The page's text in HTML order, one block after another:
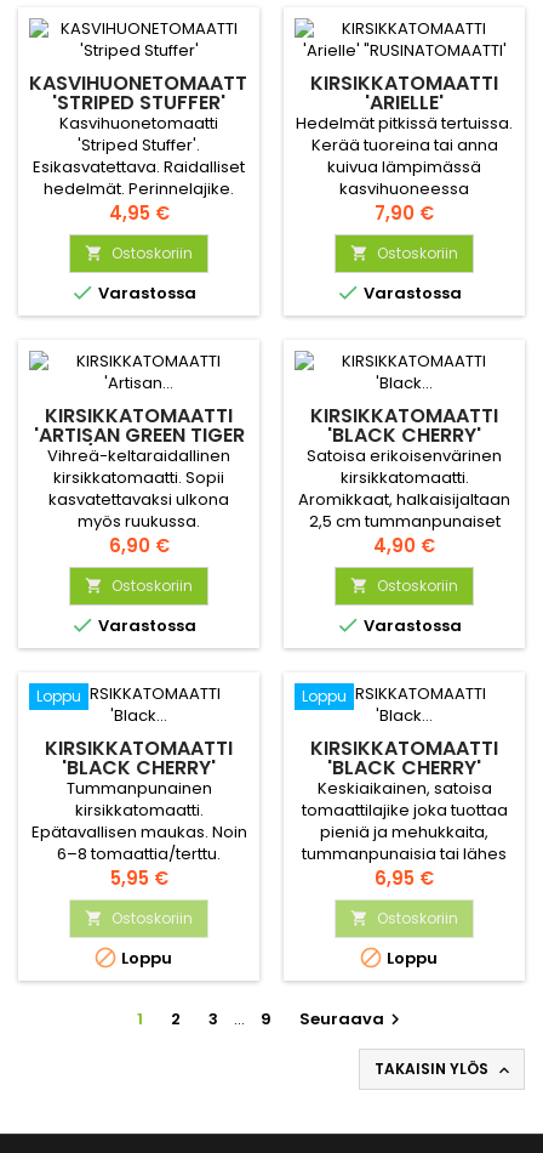
makutesteissä korkeita
arvosanoja
KASVIHUONETOMAATTI
'STRIPED STUFFER'
Kasvihuonetomaatti
'Striped Stuffer'.
Esikasvatettava. Raidalliset
hedelmät. Perinnelajike.
Sopii erinomaisesti
täytetyiksi tomaateiksi.
Hinta
4,95 €
 Ostoskoriin
 Varastossa
KIRSIKKATOMAATTI
'ARIELLE'
"RUSINATOMAATTI"
Hedelmät pitkissä tertuissa.
Kerää tuoreina tai anna
kuivua lämpimässä
kasvihuoneessa
"rusinoiksi".
Hinta
7,90 €
 Ostoskoriin
 Varastossa
KIRSIKKATOMAATTI
'ARTISAN GREEN TIGER
/ LIMETO F1'
Vihreä-keltaraidallinen
kirsikkatomaatti. Sopii
kasvatettavaksi ulkona
myös ruukussa.
Hinta
6,90 €
 Ostoskoriin
 Varastossa
KIRSIKKATOMAATTI
'BLACK CHERRY'
Satoisa erikoisenvärinen
kirsikkatomaatti.
Aromikkaat, halkaisijaltaan
2,5 cm tummanpunaiset
hedelmät, joissa
suklaanruskeita juovia. 6-8
hedelmää yhdessä
tertussa.
Hinta
4,90 €
 Ostoskoriin
 Varastossa
Loppu
KIRSIKKATOMAATTI
'BLACK CHERRY'
Tummanpunainen
kirsikkatomaatti.
Epätavallisen maukas. Noin
6–8 tomaattia/terttu.
Tomaattien halkaisija on
noin 2,5 cm. Hyvin
runsassatoinen. Voidaan
kasvattaa kasvihuoneessa
ja avomaalla.
Hinta
5,95 €
 Ostoskoriin
 Loppu
Loppu
KIRSIKKATOMAATTI
'BLACK CHERRY'
Keskiaikainen, satoisa
tomaattilajike joka tuottaa
pieniä ja mehukkaita,
tummanpunaisia tai lähes
mustia hedelmiä.
Erinomainen tomaatti
kasvihuoneeseen tai
lämpimälle ja aurinkoiselle
paikalle.
Hinta
6,95 €
 Ostoskoriin
 Loppu
1 2 3 … 9 Seuraava 
TAKAISIN YLÖS 